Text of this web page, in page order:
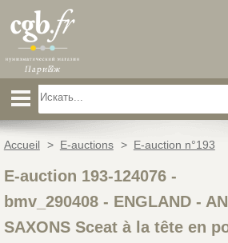
Accueil > E-auctions > E-auction n°193
E-auction 193-124076 -
bmv_290408- ENGLAND -
SAXONS Sceat à la tête en